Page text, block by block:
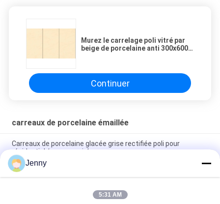
Murez le carrelage poli vitré par
beige de porcelaine anti 300x600
Continuer
carreaux de porcelaine émaillée
Carreaux de porcelaine glacée grise rectifiée poli pour
résidentiel / commercial
Carreaux de porcelaine rectifiée glacée brillante avec finition
polie à faible absorption d'eau
Carreaux blancs vitrés Machine Carreaux de porcelaine de
Jenny
5:31 AM